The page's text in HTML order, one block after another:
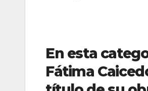
En esta
Fátima